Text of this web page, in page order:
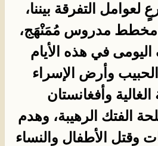
لعوامل التفرقة بيننا،
مخطط مدروس مُمَنْهَج،
في هذه الأيام
وأرض الإسراء
وأفغانستان
الفتك الرهيبة، وهدم
وقتل الأطفال والنساء